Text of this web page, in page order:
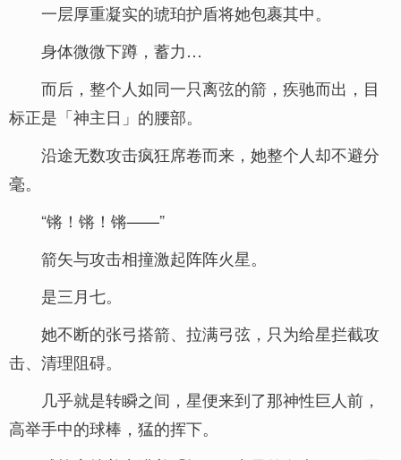
一层厚重凝实的琥珀护盾将她包裹其中。
身体微微下蹲，蓄力…
而后，整个人如同一只离弦的箭，疾驰而出，目
标正是「神主日」的腰部。
沿途无数攻击疯狂席卷而来，她整个人却不避分
毫。
“锵！锵！锵——”
箭矢与攻击相撞激起阵阵火星。
是三月七。
她不断的张弓搭箭、拉满弓弦，只为给星拦截攻
击、清理阻碍。
几乎就是转瞬之间，星便来到了那神性巨人前，
高举手中的球棒，猛的挥下。